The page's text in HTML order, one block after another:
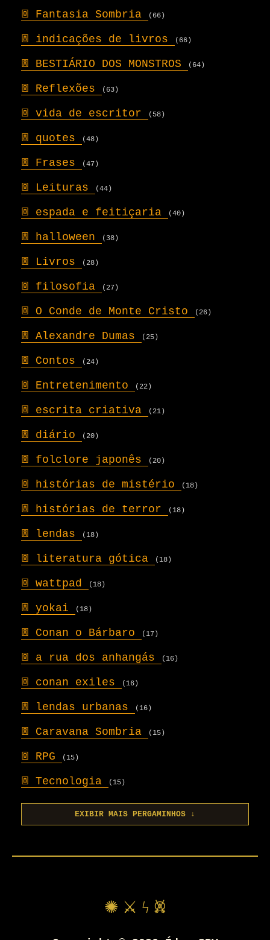
𖣍 Fantasia Sombria (66)
𖣍 indicações de livros (66)
𖣍 BESTIÁRIO DOS MONSTROS (64)
𖣍 Reflexões (63)
𖣍 vida de escritor (58)
𖣍 quotes (48)
𖣍 Frases (47)
𖣍 Leituras (44)
𖣍 espada e feitiçaria (40)
𖣍 halloween (38)
𖣍 Livros (28)
𖣍 filosofia (27)
𖣍 O Conde de Monte Cristo (26)
𖣍 Alexandre Dumas (25)
𖣍 Contos (24)
𖣍 Entretenimento (22)
𖣍 escrita criativa (21)
𖣍 diário (20)
𖣍 folclore japonês (20)
𖣍 histórias de mistério (18)
𖣍 histórias de terror (18)
𖣍 lendas (18)
𖣍 literatura gótica (18)
𖣍 wattpad (18)
𖣍 yokai (18)
𖣍 Conan o Bárbaro (17)
𖣍 a rua dos anhangás (16)
𖣍 conan exiles (16)
𖣍 lendas urbanas (16)
𖣍 Caravana Sombria (15)
𖣍 RPG (15)
𖣍 Tecnologia (15)
EXIBIR MAIS PERGAMINHOS ↓
✺ ⚔ ϟ 𖤙